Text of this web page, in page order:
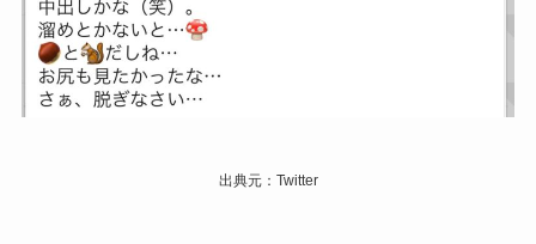
出典元：Twitter